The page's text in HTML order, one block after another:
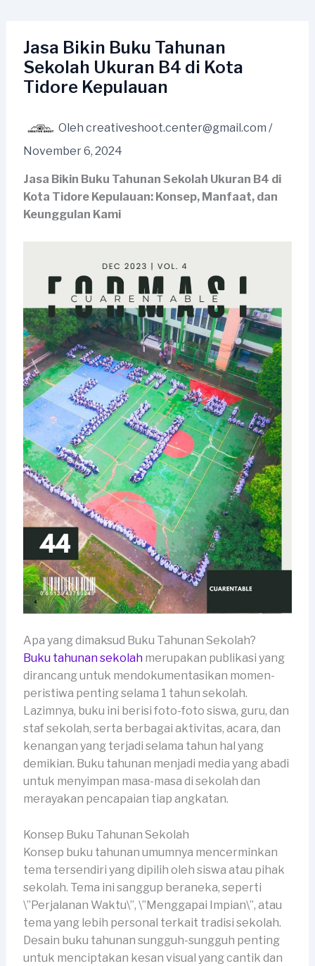
kontenJasa Bikin Buku Tahunan
Sekolah Ukuran B4 di Kota
Tidore Kepulauan
Oleh creativeshoot.center@gmail.com /
November 6, 2024
Jasa Bikin Buku Tahunan Sekolah Ukuran B4 di
Kota Tidore Kepulauan: Konsep, Manfaat, dan
Keunggulan Kami
Apa yang dimaksud Buku Tahunan Sekolah?
Buku tahunan sekolahmerupakan publikasi yang
dirancang untuk mendokumentasikan momen-
peristiwa penting selama 1 tahun sekolah.
Lazimnya, buku ini berisi foto-foto siswa, guru, dan
staf sekolah, serta berbagai aktivitas, acara, dan
kenangan yang terjadi selama tahun hal yang
demikian. Buku tahunan menjadi media yang abadi
untuk menyimpan masa-masa di sekolah dan
merayakan pencapaian tiap angkatan.
Konsep Buku Tahunan Sekolah
Konsep buku tahunan umumnya mencerminkan
tema tersendiri yang dipilih oleh siswa atau pihak
sekolah. Tema ini sanggup beraneka, seperti
\”Perjalanan Waktu\”, \”Menggapai Impian\”, atau
tema yang lebih personal terkait tradisi sekolah.
Desain buku tahunan sungguh-sungguh penting
untuk menciptakan kesan visual yang cantik dan